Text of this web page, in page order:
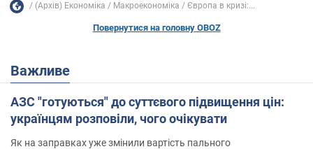
(Архів) Економіка Mакроекономіка Європа в кризі:...
Повернутися на головну OBOZ
Важливе
АЗС "готуються" до суттєвого підвищення цін:
українцям розповіли, чого очікувати
Як на заправках уже змінили вартість пального